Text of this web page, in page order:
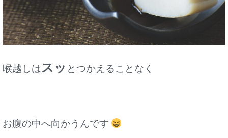
喉越しは スッ とつかえることなく
お腹の中へ向かうんです